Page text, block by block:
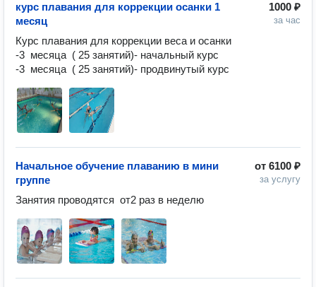
1000 ₽
за час
курс плавания для коррекции осанки 1
месяц
Курс плавания для коррекции веса и осанки
-3  месяца  ( 25 занятий)- начальный курс
от 6100 ₽
за услугу
Начальное обучение плаванию в мини
группе
Занятия проводятся  от2 раз в неделю